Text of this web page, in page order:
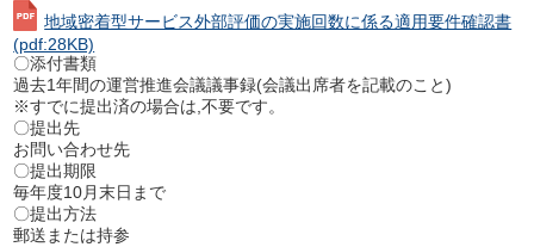
地域密着型サービス外部評価の実施回数に係る適用要件確認書
(pdf:28KB)
〇添付書類
過去1年間の運営推進会議議事録(会議出席者を記載のこと)
※すでに提出済の場合は,不要です。
〇提出先
お問い合わせ先
〇提出期限
毎年度10月末日まで
〇提出方法
郵送または持参